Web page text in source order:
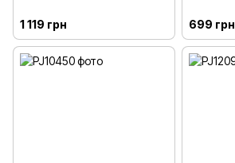
1 119 грн 699 грн